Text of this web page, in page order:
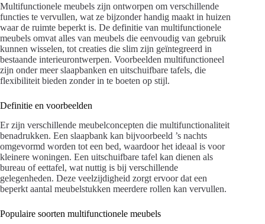
Multifunctionele meubels zijn ontworpen om verschillende
functies te vervullen, wat ze bijzonder handig maakt in huizen
waar de ruimte beperkt is. De definitie van multifunctionele
meubels omvat alles van meubels die eenvoudig van gebruik
kunnen wisselen, tot creaties die slim zijn geïntegreerd in
bestaande interieurontwerpen. Voorbeelden multifunctioneel
zijn onder meer slaapbanken en uitschuifbare tafels, die
flexibiliteit bieden zonder in te boeten op stijl.
Definitie en voorbeelden
Er zijn verschillende meubelconcepten die multifunctionaliteit
benadrukken. Een slaapbank kan bijvoorbeeld ’s nachts
omgevormd worden tot een bed, waardoor het ideaal is voor
kleinere woningen. Een uitschuifbare tafel kan dienen als
bureau of eettafel, wat nuttig is bij verschillende
gelegenheden. Deze veelzijdigheid zorgt ervoor dat een
beperkt aantal meubelstukken meerdere rollen kan vervullen.
Populaire soorten multifunctionele meubels